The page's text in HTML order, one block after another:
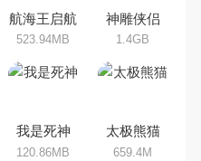
集，欢迎大家前来选择下载体验
航海王启航
523.94MB
神雕侠侣
1.4GB
我是死神
120.86MB
太极熊猫
659.4M